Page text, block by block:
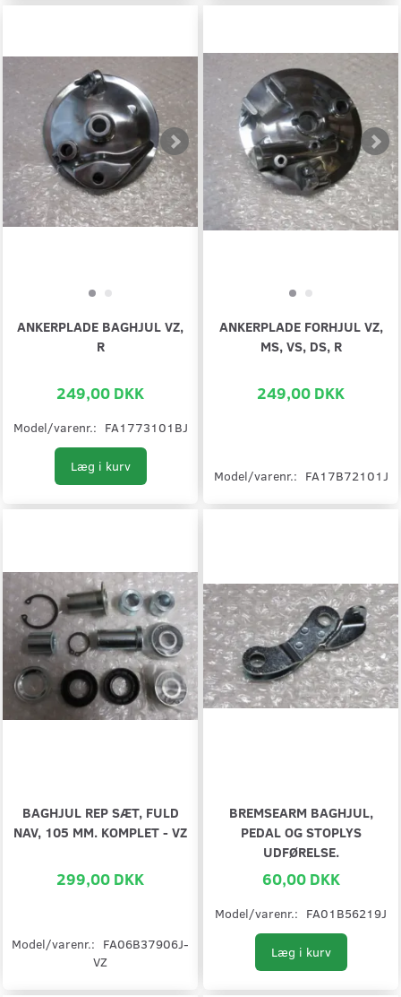
ANKERPLADE BAGHJUL VZ,
R
249,00 DKK
Model/varenr.: FA1773101BJ
Læg i kurv
ANKERPLADE FORHJUL VZ,
MS, VS, DS, R
249,00 DKK
Model/varenr.: FA17B72101J
BAGHJUL REP SÆT, FULD
NAV, 105 MM. KOMPLET - VZ
299,00 DKK
Model/varenr.: FA06B37906J-
VZ
BREMSEARM BAGHJUL,
PEDAL OG STOPLYS
UDFØRELSE.
60,00 DKK
Model/varenr.: FA01B56219J
Læg i kurv